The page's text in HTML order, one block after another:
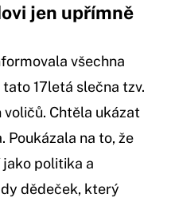
jen upřímně
všechna
17letá slečna tzv.
voličů. Chtěla ukázat
Poukázala na to, že
politika a
dědeček, který